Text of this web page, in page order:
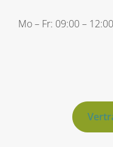
Mo – Fr: 09:00 –